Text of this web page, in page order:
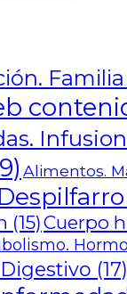
Familia
Alimentos.
(15)Cuerpo
(17)